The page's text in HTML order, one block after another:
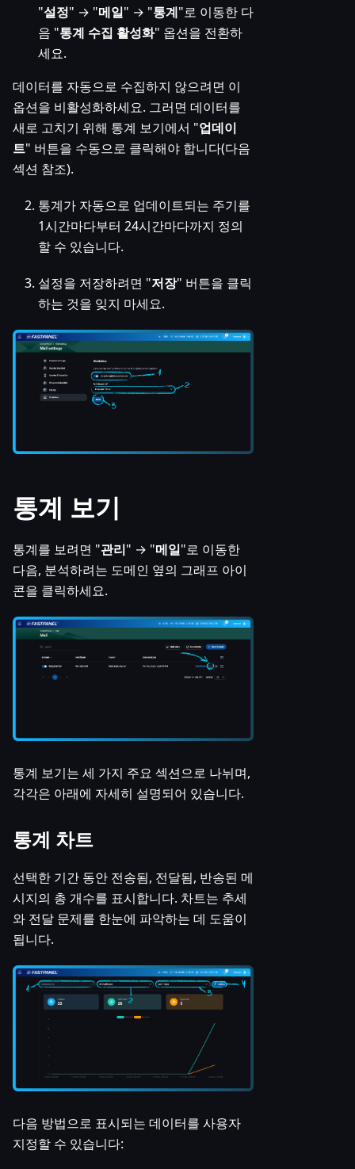
"설정" → "메일" → "통계"로 이동한 다
음 "통계 수집 활성화" 옵션을 전환하
세요.
데이터를 자동으로 수집하지 않으려면 이
옵션을 비활성화하세요. 그러면 데이터를
새로 고치기 위해 통계 보기에서 "업데이
트" 버튼을 수동으로 클릭해야 합니다(다음
섹션 참조).
통계가 자동으로 업데이트되는 주기를
1시간마다부터 24시간마다까지 정의
할 수 있습니다.
설정을 저장하려면 "저장" 버튼을 클릭
하는 것을 잊지 마세요.
통계 보기
통계를 보려면 "관리" → "메일"로 이동한
다음, 분석하려는 도메인 옆의 그래프 아이
콘을 클릭하세요.
통계 보기는 세 가지 주요 섹션으로 나뉘며,
각각은 아래에 자세히 설명되어 있습니다.
통계 차트
선택한 기간 동안 전송됨, 전달됨, 반송된 메
시지의 총 개수를 표시합니다. 차트는 추세
와 전달 문제를 한눈에 파악하는 데 도움이
됩니다.
다음 방법으로 표시되는 데이터를 사용자
지정할 수 있습니다: